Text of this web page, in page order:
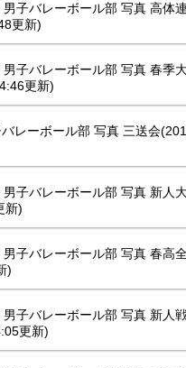
子バレーボール部 写真 高体
更新)
子バレーボール部 写真 春季
更新)
レーボール部 写真 三送会
子バレーボール部 写真 新人
新)
子バレーボール部 写真 春高
)
子バレーボール部 写真 新人
更新)